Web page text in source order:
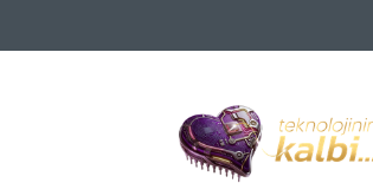
Lehimleme ile İlgili Test
Sistemleri